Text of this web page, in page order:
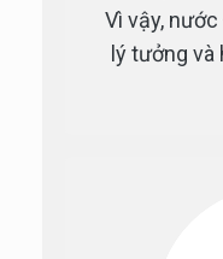
Vì vậy,
lý tưởng và